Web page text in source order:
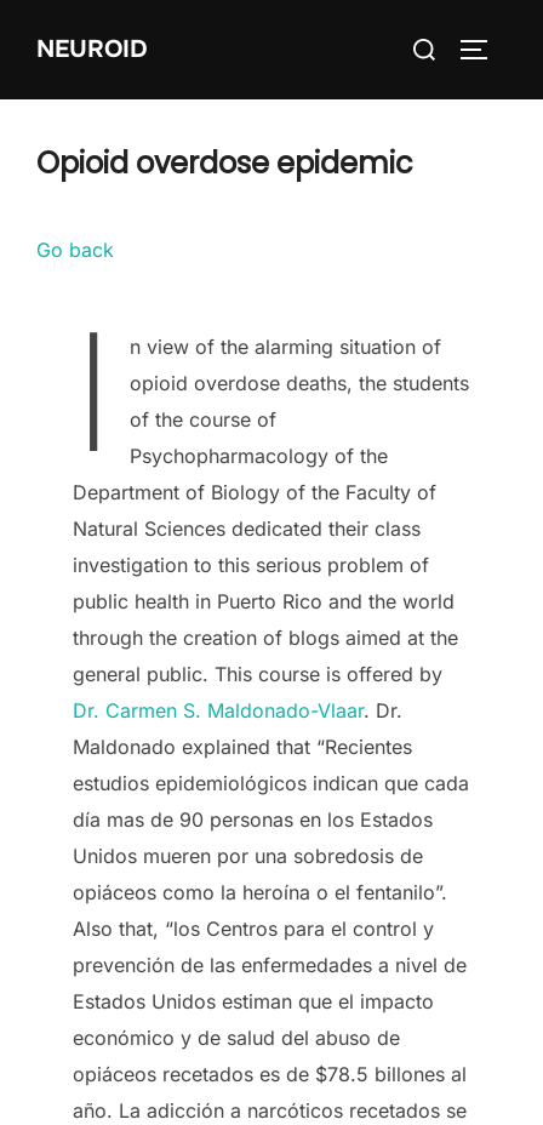
NEUROID
Search
Opioid overdose epidemic
Go back
I
n view of the alarming situation of
opioid overdose deaths, the students
of the course of
Psychopharmacology of the
Department of Biology of the Faculty of
Natural Sciences dedicated their class
investigation to this serious problem of
public health in Puerto Rico and the world
through the creation of blogs aimed at the
general public. This course is offered by
Dr. Carmen S. Maldonado-Vlaar. Dr.
Maldonado explained that “Recientes
estudios epidemiológicos indican que cada
día mas de 90 personas en los Estados
Unidos mueren por una sobredosis de
opiáceos como la heroína o el fentanilo”.
Also that, “los Centros para el control y
prevención de las enfermedades a nivel de
Estados Unidos estiman que el impacto
económico y de salud del abuso de
opiáceos recetados es de $78.5 billones al
año. La adicción a narcóticos recetados se